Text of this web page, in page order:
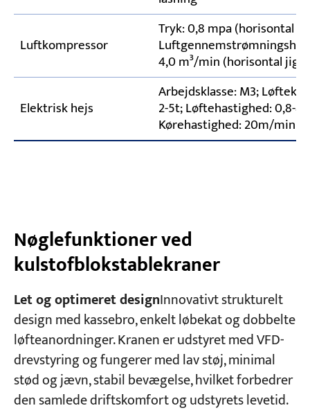
Luftkompressor
Tryk: 0,8 mpa (horisontal
4,0 m³/min (horisontal jig)
Elektrisk hejs
Arbejdsklasse: M3;
2-5t; Løftehastighed: 0,8-
Kørehastighed: 20m/min
Nøglefunktioner ved
kulstofblokstablekraner
Let og optimeret designInnovativt strukturelt
design med kassebro, enkelt løbekat og dobbelte
løfteanordninger. Kranen er udstyret med VFD-
drevstyring og fungerer med lav støj, minimal
stød og jævn, stabil bevægelse, hvilket forbedrer
den samlede driftskomfort og udstyrets levetid.